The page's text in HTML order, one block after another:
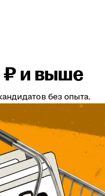
₽ и выше
без опыта.